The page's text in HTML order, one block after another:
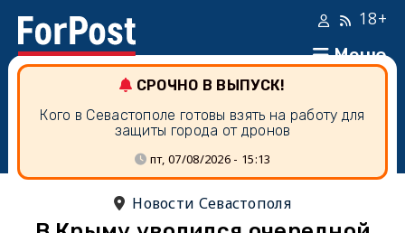
Меню
18+
СРОЧНО В ВЫПУСК!
Кого в Севастополе готовы взять на работу для
защиты города от дронов
пт, 07/08/2026 - 15:13
Новости Севастополя